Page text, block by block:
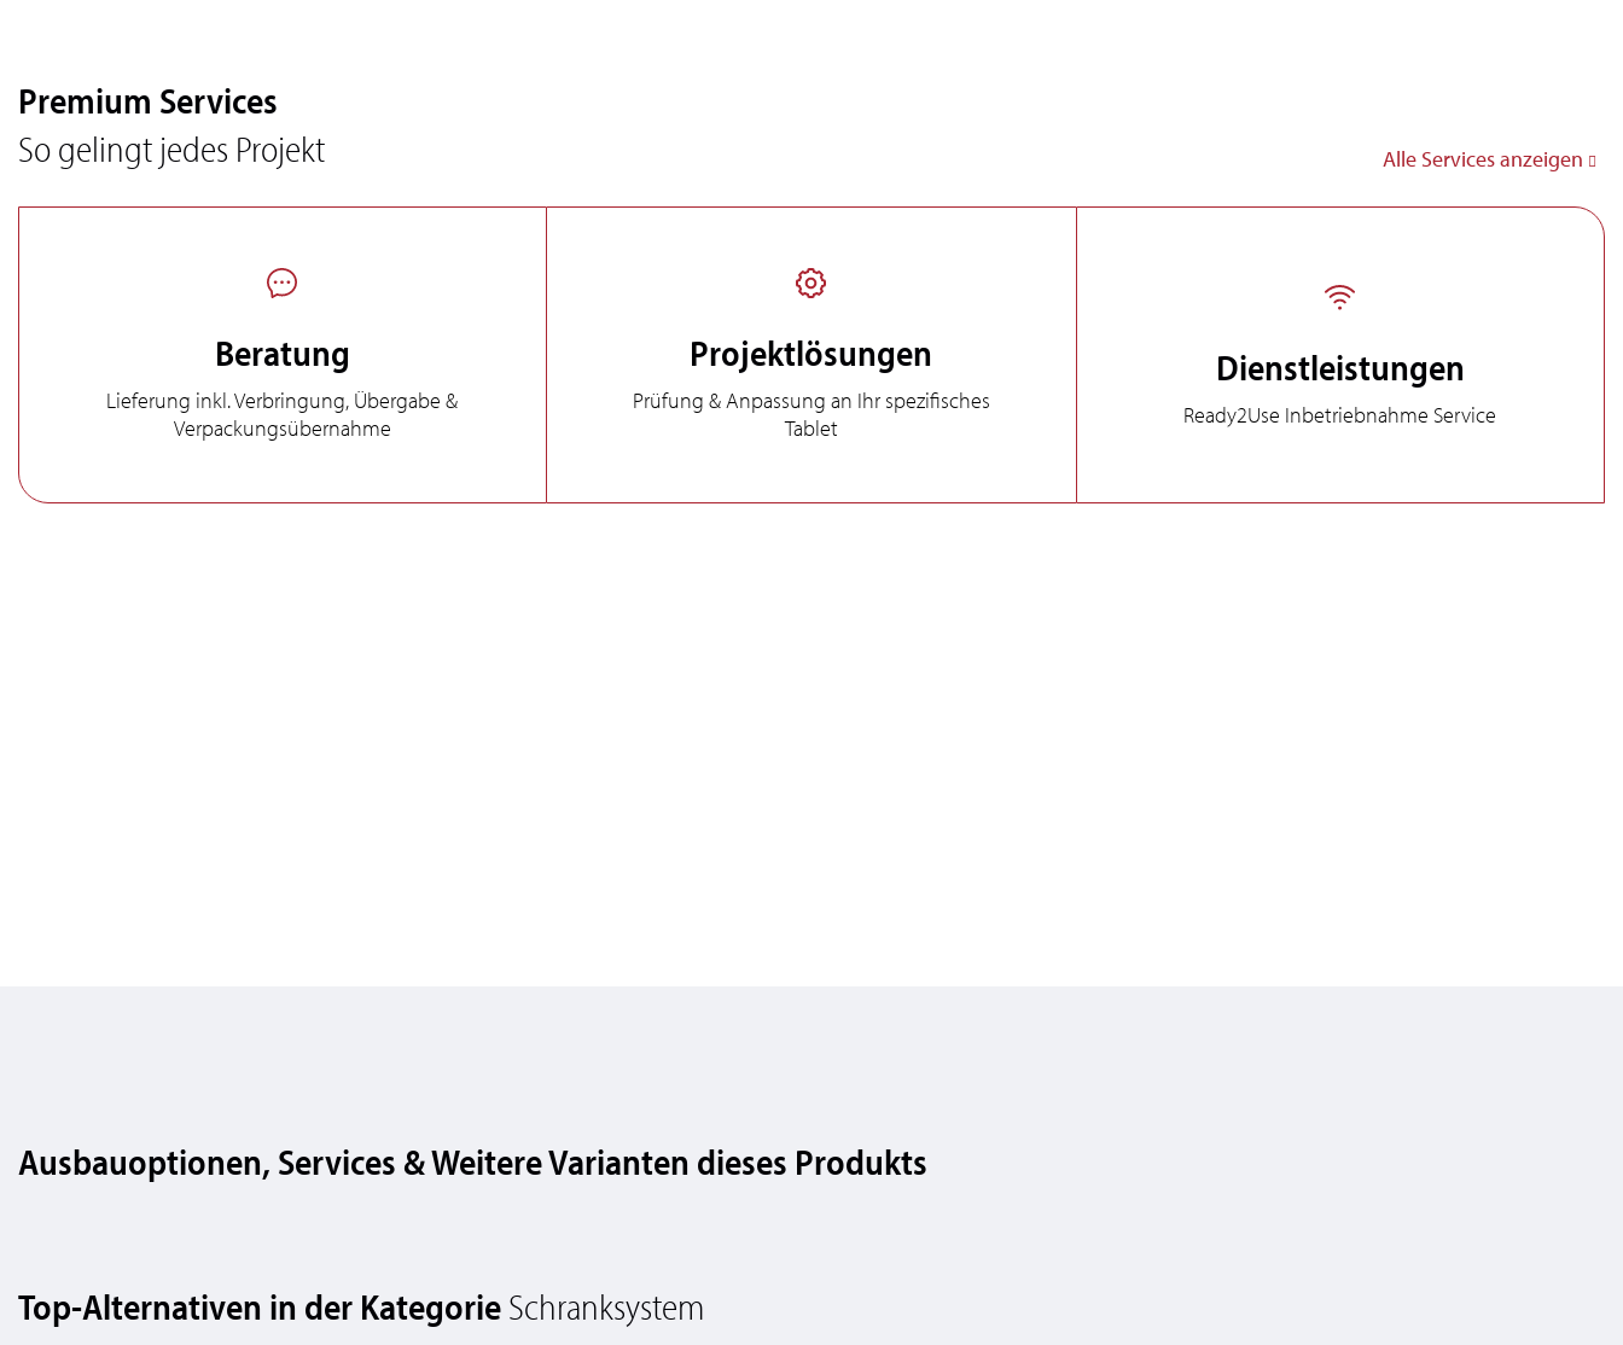
Premium Services
So gelingt jedes Projekt
Alle Services anzeigen
Beratung
Lieferung inkl. Verbringung, Übergabe &
Verpackungsübernahme
Projektlösungen
Prüfung & Anpassung an Ihr spezifisches
Tablet
Dienstleistungen
Ready2Use Inbetriebnahme Service
Ausbauoptionen, Services & Weitere Varianten dieses Produkts
Top-Alternativen in der KategorieSchranksystem